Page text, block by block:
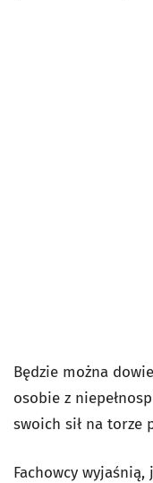
Będzie można
osobie z
swoich sił na torze
Fachowcy